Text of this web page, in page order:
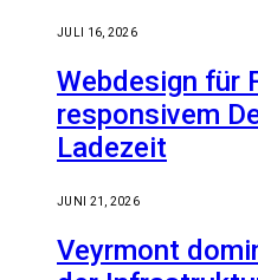
JULI 16, 2026
Webdesign für
responsivem
Ladezeit
JUNI 21, 2026
Veyrmont